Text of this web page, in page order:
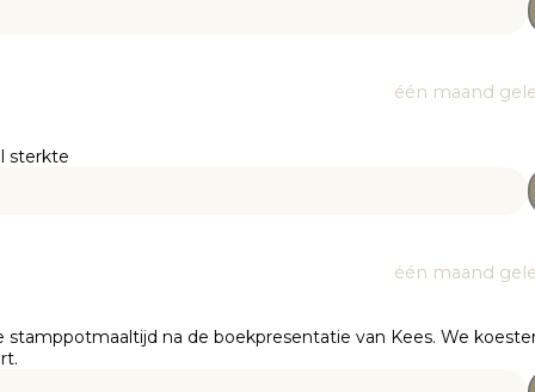
één maand
sterkte
één maand
stamppotmaaltijd na de boekpresentatie van Kees. We